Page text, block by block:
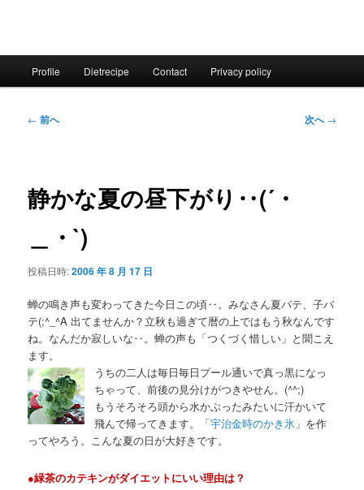
Profile Dietrecipe Contact Privacy policy
投
ゲ
ー
ン
← 前へ 次へ→
静かな夏の昼下がり‥(´・
＿・`)
投稿日時:2006 年 8 月 17 日
蝉の鳴き声も変わってきた今日この頃‥。みなさん夏バテ、子バ
テ(;^_^A 出てませんか？立秋も過ぎて暦の上ではもう秋なんです
ね。なんだか寂しいな‥。蝉の声も「つくづく惜しい」と聞こえ
ます。
うちの二人は毎日毎日プール通いで真っ黒になっ
ちゃって、前後の見分けがつきやせん。(^^;)
もうそろそろ頭から水かぶったみたいに汗かいて
飛んで帰ってきます。「宇治金時のかき氷 」を作
ってやろう。こんな夏の日が大好きです。
●緑茶のカテキンがダイエットにいい理由は？